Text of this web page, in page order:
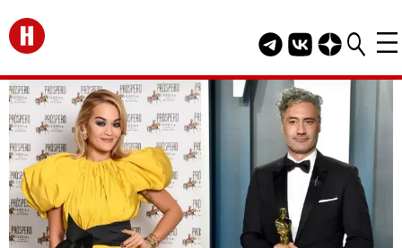
Перейти на главную
Telegram канал
Группа HELLO
Канал